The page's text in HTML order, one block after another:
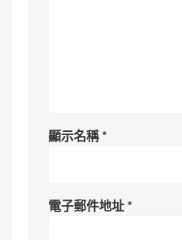
顯示名稱*
電子郵件地址*